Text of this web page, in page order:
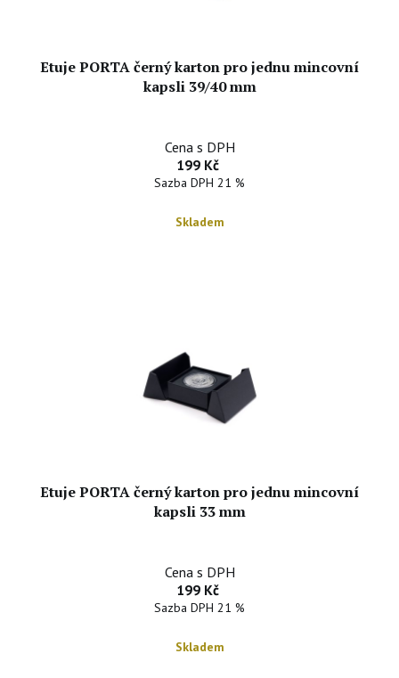
Etuje PORTA černý karton pro jednu mincovní
kapsli 39/40 mm
Cena s DPH
199 Kč
Sazba DPH 21 %
Skladem
Etuje PORTA černý karton pro jednu mincovní
kapsli 33 mm
Cena s DPH
199 Kč
Sazba DPH 21 %
Skladem